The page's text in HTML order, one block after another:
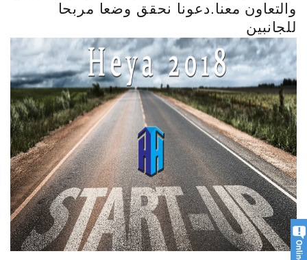
والتعاون معنا.دعونا نحقق وضعا مربحا
للجانبين